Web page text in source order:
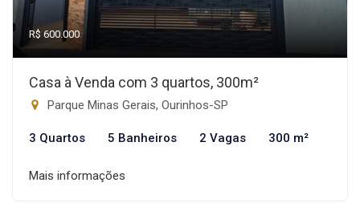
R$ 600.000
Casa à Venda com 3 quartos, 300m²
Parque Minas Gerais, Ourinhos-SP
3 Quartos 5 Banheiros 2 Vagas 300 m²
Mais informações